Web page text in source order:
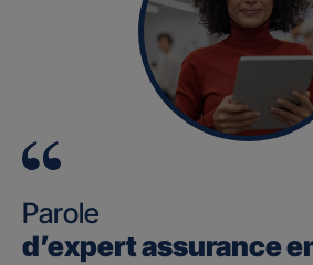
Parole
d’expert assurance